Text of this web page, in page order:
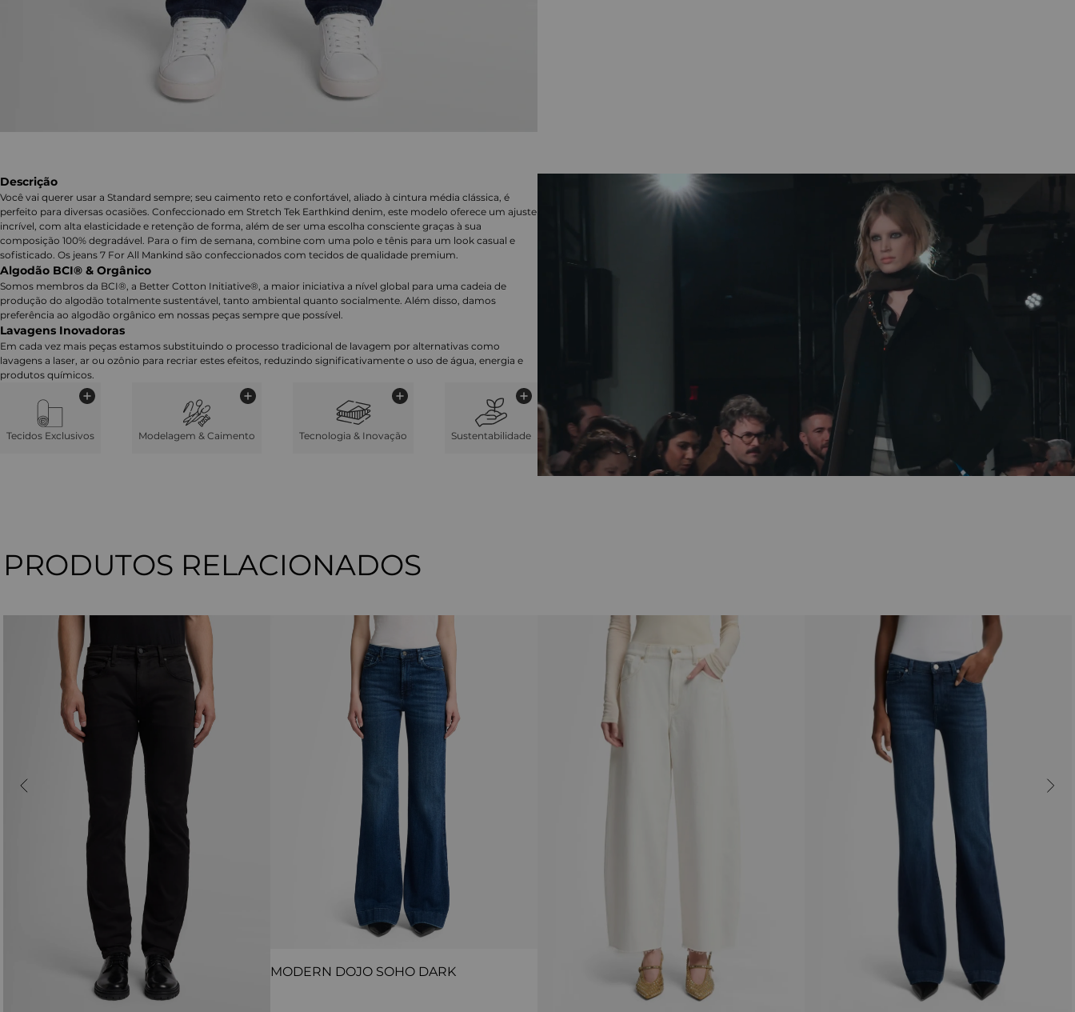
Descrição
Você vai querer usar a Standard sempre; seu caimento reto e confortável, aliado à cintura média clássica, é
perfeito para diversas ocasiões. Confeccionado em Stretch Tek Earthkind denim, este modelo oferece um ajuste
incrível, com alta elasticidade e retenção de forma, além de ser uma escolha consciente graças à sua
composição 100% degradável. Para o fim de semana, combine com uma polo e tênis para um look casual e
sofisticado. Os jeans 7 For All Mankind são confeccionados com tecidos de qualidade premium.
Algodão BCI® & Orgânico
Somos membros da BCI®, a Better Cotton Initiative®, a maior iniciativa a nível global para uma cadeia de
produção do algodão totalmente sustentável, tanto ambiental quanto socialmente. Além disso, damos
preferência ao algodão orgânico em nossas peças sempre que possível.
Lavagens Inovadoras
Em cada vez mais peças estamos substituindo o processo tradicional de lavagem por alternativas como
lavagens a laser, ar ou ozônio para recriar estes efeitos, reduzindo significativamente o uso de água, energia e
produtos químicos.
Tecidos Exclusivos Modelagem & Caimento Tecnologia & Inovação Sustentabilidade
PRODUTOS RELACIONADOS
MODERN DOJO SOHO DARK